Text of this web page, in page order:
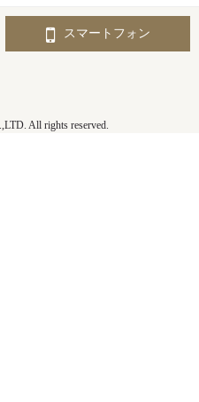
スマートフォン
All rights reserved.